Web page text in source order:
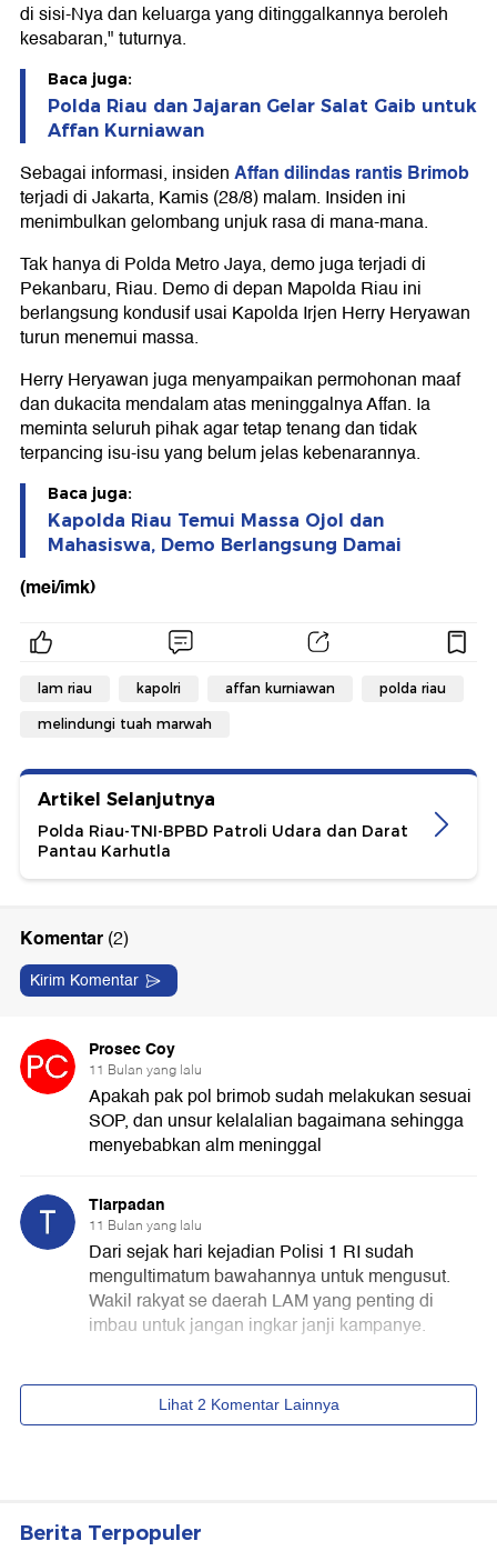
di sisi-Nya dan keluarga yang ditinggalkannya beroleh
kesabaran," tuturnya.
Baca juga:
Polda Riau dan Jajaran Gelar Salat Gaib untuk
Affan Kurniawan
Sebagai informasi, insidenAffan dilindas rantis Brimob
terjadi di Jakarta, Kamis (28/8) malam. Insiden ini
menimbulkan gelombang unjuk rasa di mana-mana.
Tak hanya di Polda Metro Jaya, demo juga terjadi di
Pekanbaru, Riau. Demo di depan Mapolda Riau ini
berlangsung kondusif usai Kapolda Irjen Herry Heryawan
turun menemui massa.
Herry Heryawan juga menyampaikan permohonan maaf
dan dukacita mendalam atas meninggalnya Affan. Ia
meminta seluruh pihak agar tetap tenang dan tidak
terpancing isu-isu yang belum jelas kebenarannya.
Baca juga:
Kapolda Riau Temui Massa Ojol dan
Mahasiswa, Demo Berlangsung Damai
(mei/imk)
lam riau kapolri affan kurniawan polda riau
melindungi tuah marwah
Artikel Selanjutnya
Polda Riau-TNI-BPBD Patroli Udara dan Darat
Pantau Karhutla
Berita Terpopuler